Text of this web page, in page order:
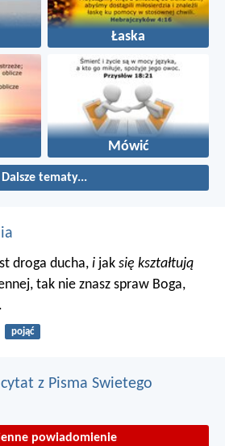
Łaska
Mówić
Dalsze tematy...
droga ducha, i jak się kształtują
tak nie znasz spraw Boga,
pojąć
z Pisma Swietego
powiadomienie